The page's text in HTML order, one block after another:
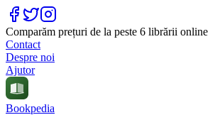
Comparăm prețuri de la peste 6 librării online
Contact
Despre noi
Ajutor
Bookpedia